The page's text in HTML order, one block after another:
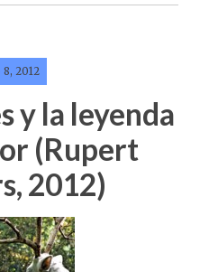
2012
y la leyenda
(Rupert
2012)